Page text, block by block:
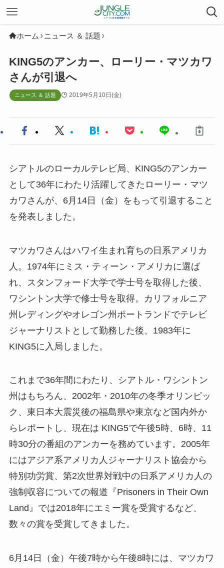
ホーム ニュース ＆ 話題
KING5のアンカー、ローリー・マツカワ
さんが引退へ
ニュース ＆ 話題 2019年5月10日(金)
シアトルのローカルテレビ局、KING5のアンカー
として36年にわたり活躍してきたローリー・マツ
カワさんが、6月14日（金）をもって引退すること
を発表しました。
マツカワさんはハワイ生まれ育ちの日系アメリカ
人。1974年にミス・ティーン・アメリカに選ば
れ、スタンフォード大学で学士号を取得した後、
ワシントン大学で修士号を取得。カリフォルニア
州レディングやオレゴン州ポートランドでテレビ
ジャーナリストとして勤務した後、1983年に
KING5に入局しました。
これまで36年間にわたり、シアトル・ワシントン
州はもちろん、2002年・2010年の冬季オリンピッ
ク、東日本大震災後の福島県や東京など国内外か
らレポートし、現在は KING5で午後5時、6時、11
時30分の番組のアンカーを務めています。2005年
にはアジア系アメリカ人ジャーナリスト協会から
特別功労賞、第2次世界対戦中の日系アメリカ人の
強制収容についての報道『Prisoners in Their Own
Land』では2018年にエミー賞を受賞するなど、
数々の賞を受賞してきました。
6月14日（金）午後7時から午後8時には、マツカワ